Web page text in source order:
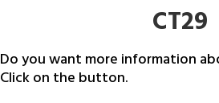
CT29
Do you want more information
Click on the button.